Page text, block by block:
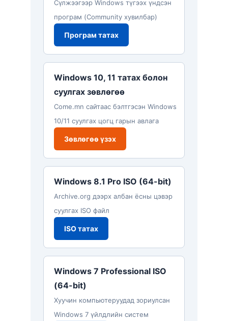
Сүлжээгээр Windows түгээх үндсэн
програм (Community хувилбар)
Програм татах
Windows 10, 11 татах болон
суулгах зөвлөгөө
Come.mn сайтаас бэлтгэсэн Windows
10/11 суулгах цогц гарын авлага
Зөвлөгөө үзэх
Windows 8.1 Pro ISO (64-bit)
Archive.org дээрх албан ёсны цэвэр
суулгах ISO файл
ISO татах
Windows 7 Professional ISO
(64-bit)
Хуучин компьютеруудад зориулсан
Windows 7 үйлдлийн систем